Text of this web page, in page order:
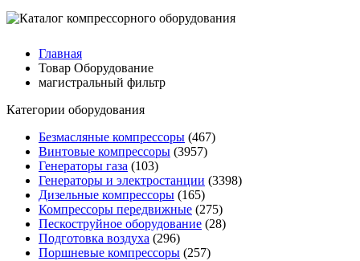
Главная
Товар Оборудование
магистральный фильтр
Категории оборудования
Безмасляные компрессоры (467)
Винтовые компрессоры (3957)
Генераторы газа (103)
Генераторы и электростанции (3398)
Дизельные компрессоры (165)
Компрессоры передвижные (275)
Пескоструйное оборудование (28)
Подготовка воздуха (296)
Поршневые компрессоры (257)